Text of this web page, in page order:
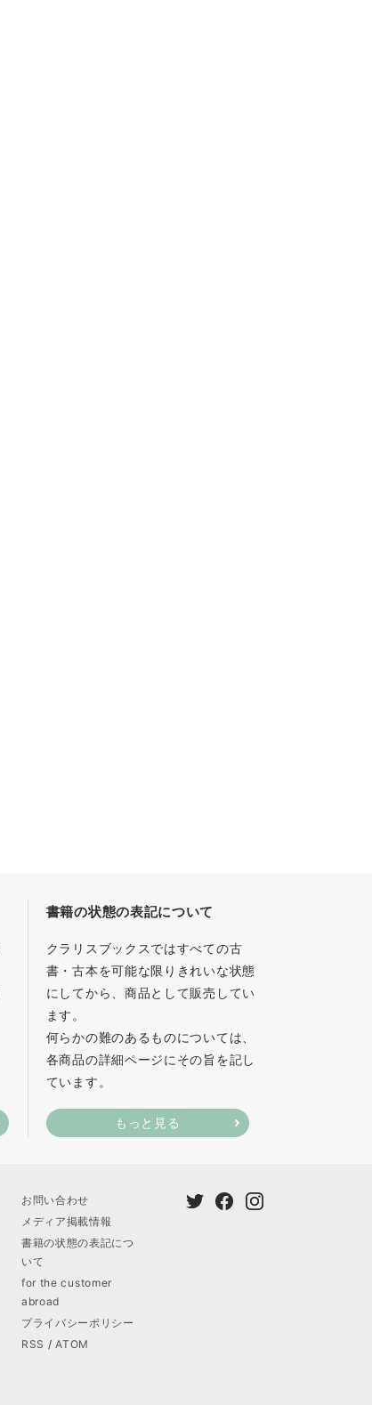
書籍の状態の表記について
クラリスブックスではすべての古
書・古本を可能な限りきれいな状態
にしてから、商品として販売してい
ます。
何らかの難のあるものについては、
各商品の詳細ページにその旨を記し
ています。
もっと見る
お問い合わせ
メディア掲載情報
書籍の状態の表記につ
いて
for the customer
abroad
プライバシーポリシー
RSS /ATOM